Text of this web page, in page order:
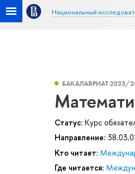
Национальный
БАКАЛАВРИАТ 2023/
Статус: Курс
Направление:
Кто читает:
Где читается: